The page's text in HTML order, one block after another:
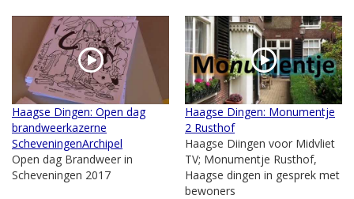
Haagse Dingen: Open dag
brandweerkazerne
ScheveningenArchipel
Open dag Brandweer in
Scheveningen 2017
Haagse Dingen: Monumentje
2 Rusthof
Haagse Diingen voor Midvliet
TV; Monumentje Rusthof,
Haagse dingen in gesprek met
bewoners